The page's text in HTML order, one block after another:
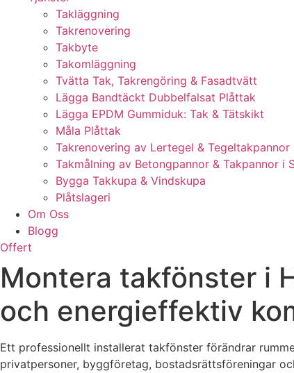
Takläggning
Takrenovering
Takbyte
Takomläggning
Tvätta Tak, Takrengöring & Fasadtvätt
Lägga Bandtäckt Dubbelfalsat Plåttak
Lägga EPDM Gummiduk: Tak & Tätskikt
Måla Plåttak
Takrenovering av Lertegel & Tegeltakpannor
Takmålning av Betongpannor & Takpannor i
Bygga Takkupa & Vindskupa
Plåtslageri
Om Oss
Blogg
Offert
Montera takfönster i
och energieffektiv
Ett professionellt installerat takfönster förändrar
privatpersoner, byggföretag, bostadsrättsföreningar